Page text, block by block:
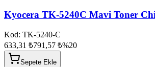
Kyocera TK-5240C Mavi Toner
Kod: TK-5240-C
633,31 ₺791,57 ₺%20
Sepete Ekle